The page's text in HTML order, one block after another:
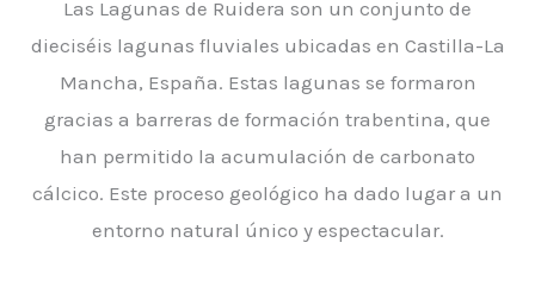
Las Lagunas de Ruidera son un conjunto de
dieciséis lagunas fluviales ubicadas en Castilla-La
Mancha, España. Estas lagunas se formaron
gracias a barreras de formación trabentina, que
han permitido la acumulación de carbonato
cálcico. Este proceso geológico ha dado lugar a un
entorno natural único y espectacular.